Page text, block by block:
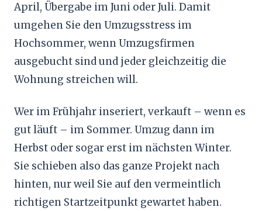
April, Übergabe im Juni oder Juli. Damit
umgehen Sie den Umzugsstress im
Hochsommer, wenn Umzugsfirmen
ausgebucht sind und jeder gleichzeitig die
Wohnung streichen will.
Wer im Frühjahr inseriert, verkauft – wenn es
gut läuft – im Sommer. Umzug dann im
Herbst oder sogar erst im nächsten Winter.
Sie schieben also das ganze Projekt nach
hinten, nur weil Sie auf den vermeintlich
richtigen Startzeitpunkt gewartet haben.